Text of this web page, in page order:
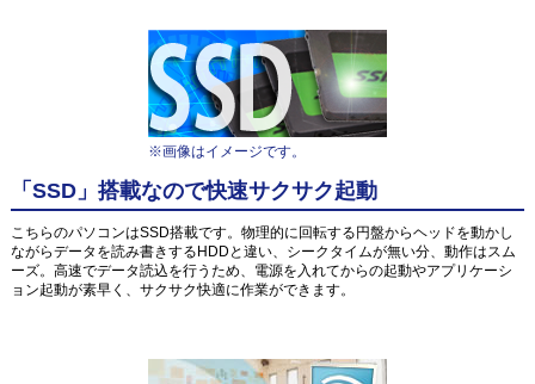
※画像はイメージです。
「SSD」搭載なので快速サクサク起動
こちらのパソコンはSSD搭載です。物理的に回転する円盤からヘッドを動かし
ながらデータを読み書きするHDDと違い、シークタイムが無い分、動作はスム
ーズ。高速でデータ読込を行うため、電源を入れてからの起動やアプリケーシ
ョン起動が素早く、サクサク快適に作業ができます。